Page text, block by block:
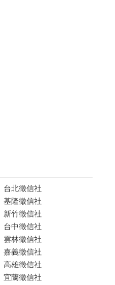
台北徵信社
基隆徵信社
新竹徵信社
台中徵信社
雲林徵信社
嘉義徵信社
高雄徵信社
宜蘭徵信社